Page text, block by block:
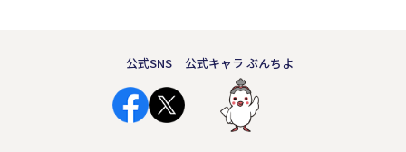
公式SNS 公式キャラ ぶんちよ